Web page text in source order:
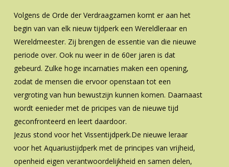
Volgens de Orde der Verdraagzamen komt er aan het
begin van van elk nieuw tijdperk een Wereldleraar en
Wereldmeester. Zij brengen de essentie van die nieuwe
periode over. Ook nu weer in de 60er jaren is dat
gebeurd. Zulke hoge incarnaties maken een opening,
zodat de mensen die ervoor openstaan tot een
vergroting van hun bewustzijn kunnen komen. Daarnaast
wordt eenieder met de pricipes van de nieuwe tijd
geconfronteerd en leert daardoor.
Jezus stond voor het Vissentijdperk.De nieuwe leraar
voor het Aquariustijdperk met de principes van vrijheid,
openheid eigen verantwoordelijkheid en samen delen,